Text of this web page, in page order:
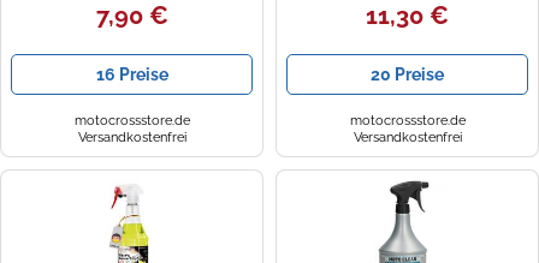
Powercaps7,90 €
16 Preise
motocrossstore.de
Versandkostenfrei
11,30 €
20 Preise
motocrossstore.de
Versandkostenfrei